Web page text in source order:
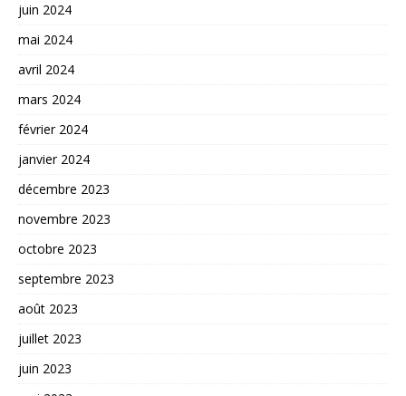
juin 2024
mai 2024
avril 2024
mars 2024
février 2024
janvier 2024
décembre 2023
novembre 2023
octobre 2023
septembre 2023
août 2023
juillet 2023
juin 2023